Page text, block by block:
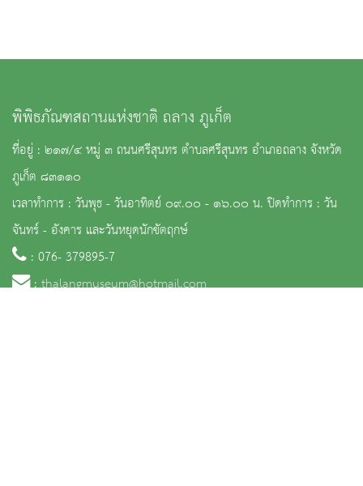
พิพิธภัณฑสถานแห่งชาติ ถลาง ภูเก็ต
ที่อยู่ : ๒๑๗/๔ หมู่ ๓ ถนนศรีสุนทร ตำบลศรีสุนทร อำเภอถลาง จังหวัด
ภูเก็ต ๘๓๑๑๐
เวลาทำการ : วันพุธ - วันอาทิตย์ ๐๙.๐๐ - ๑๖.๐๐ น. ปิดทำการ : วัน
จันทร์ - อังคาร และวันหยุดนักขัตฤกษ์
: 076- 379895-7
:thalangmuseum@hotmail.com